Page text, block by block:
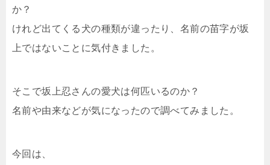
か？
けれど出てくる犬の種類が違ったり、名前の苗字が坂
上ではないことに気付きました。
そこで坂上忍さんの愛犬は何匹いるのか？
名前や由来などが気になったので調べてみました。
今回は、